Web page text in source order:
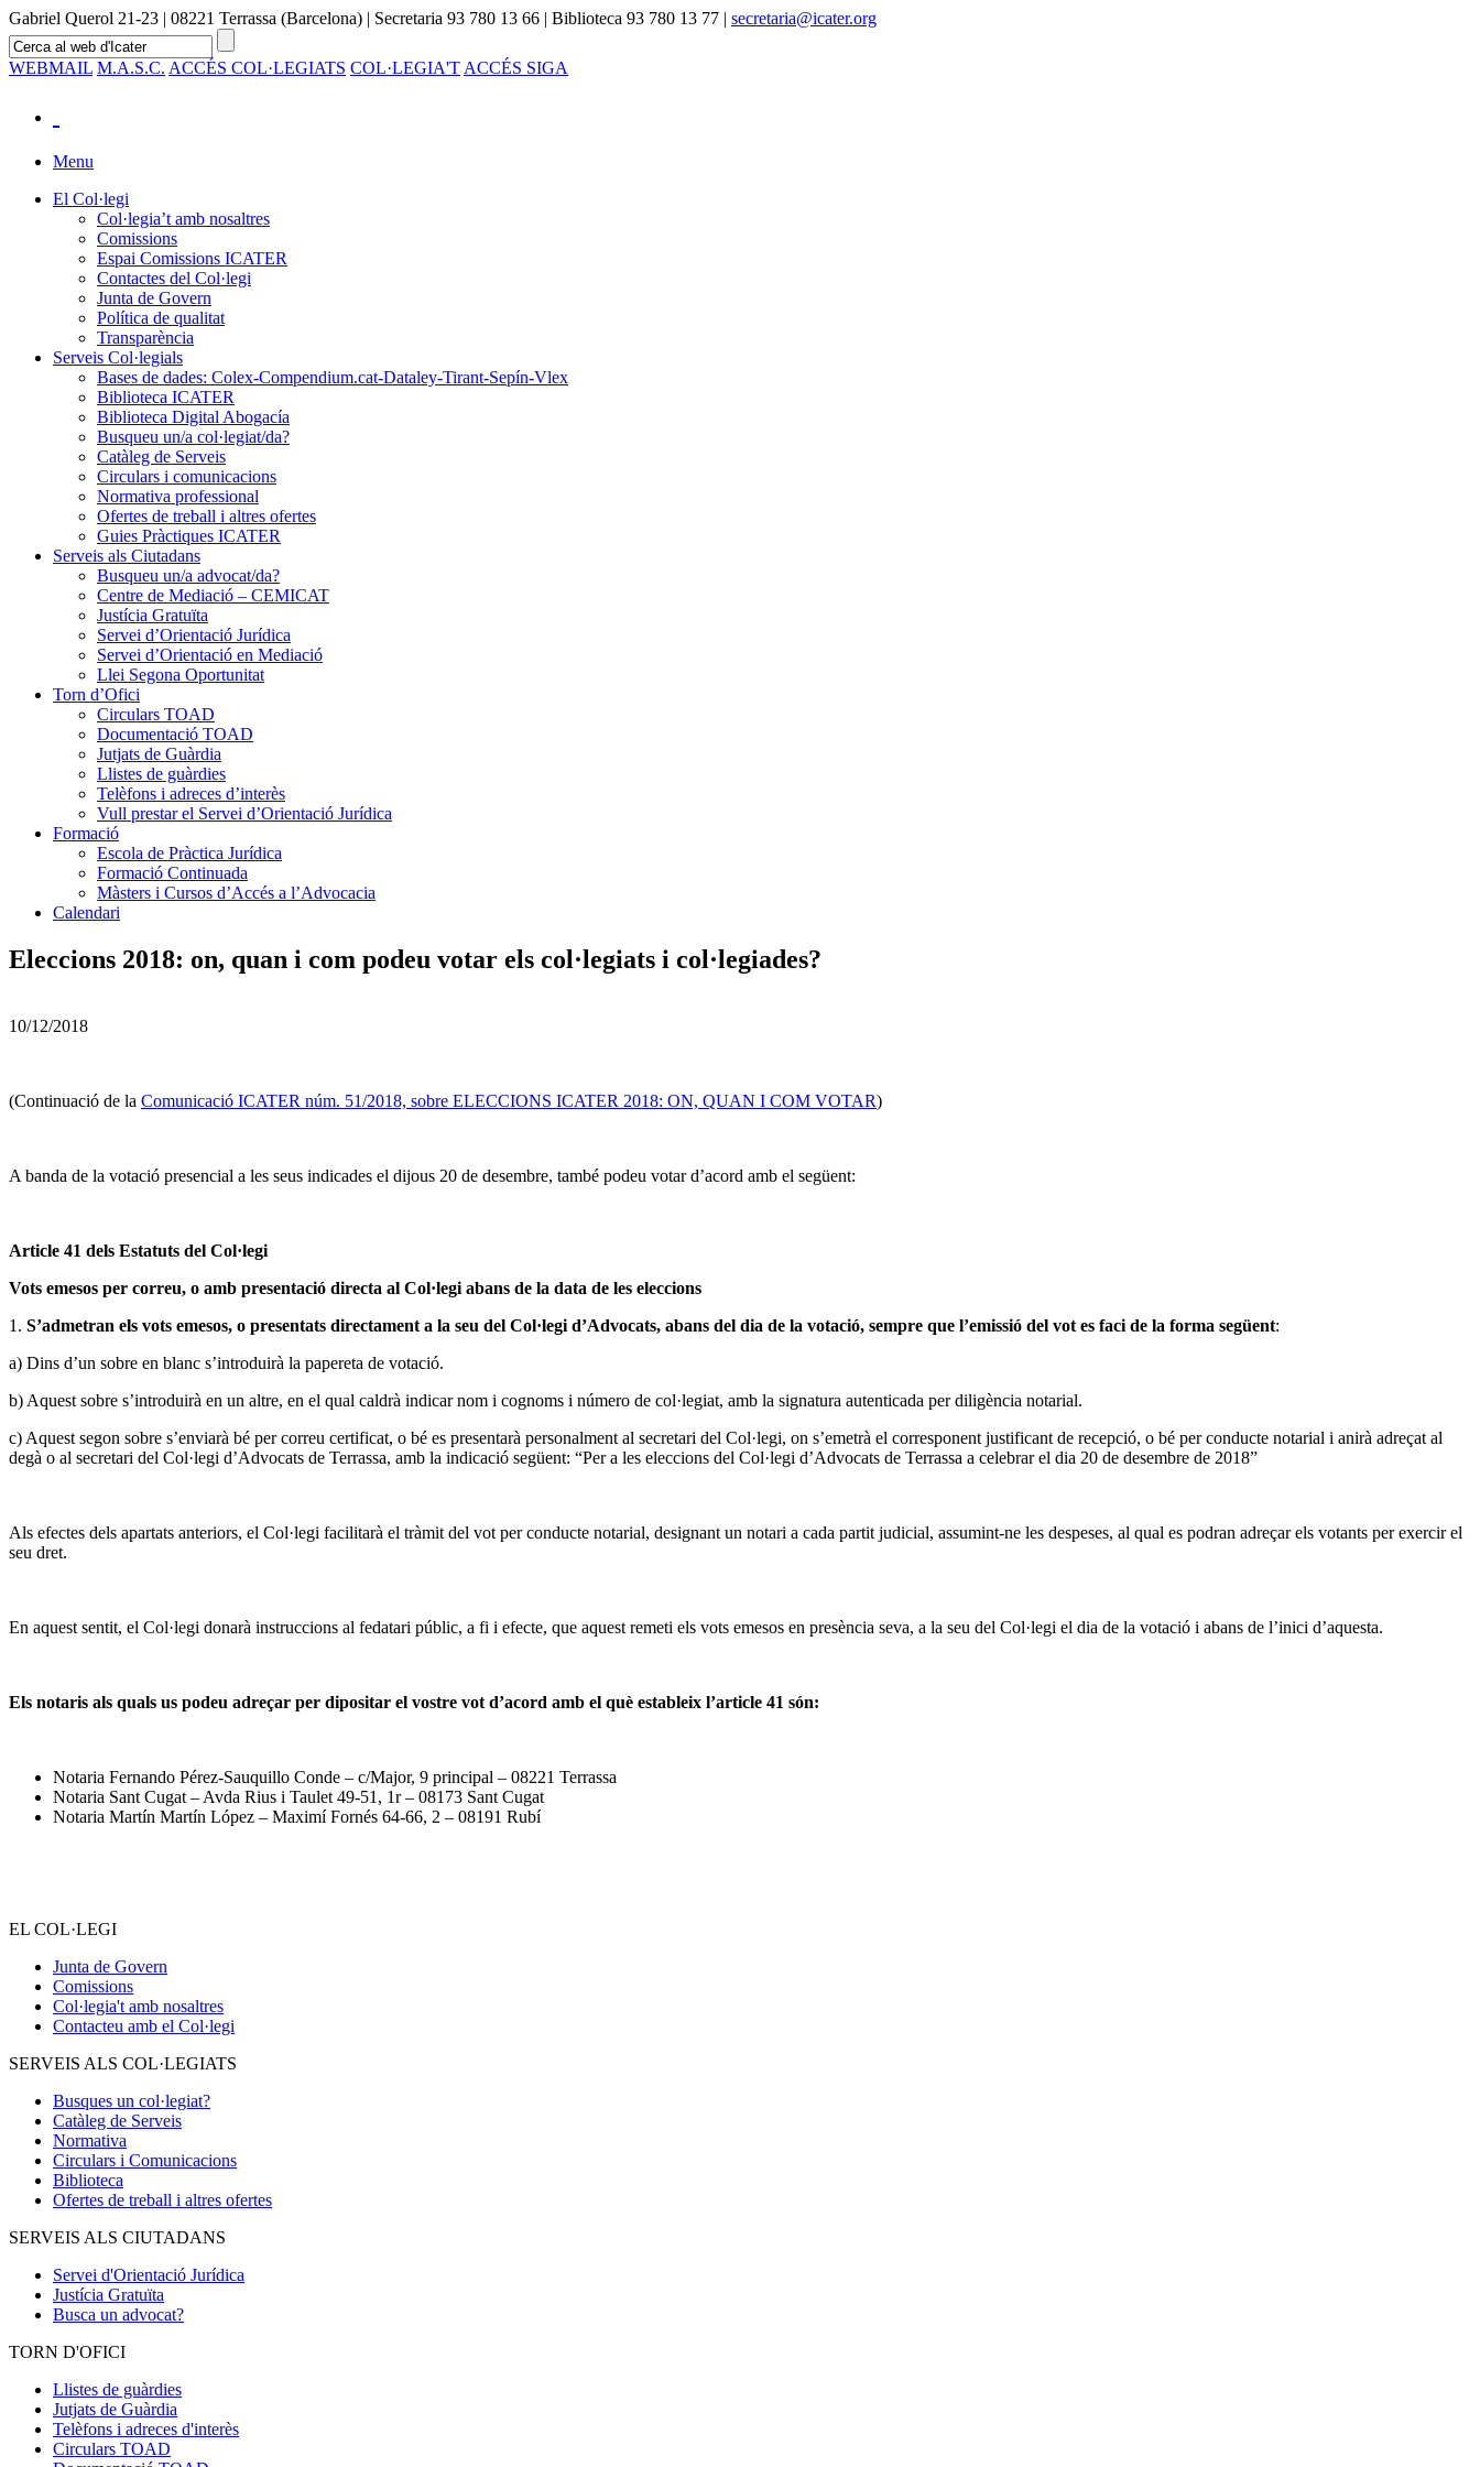
Gabriel Querol 21-23 | 08221 Terrassa (Barcelona) | Secretaria 93 780 13 66 | Biblioteca 93 780 13 77 | secretaria@icater.org
WEBMAIL M.A.S.C. ACCÉS COL·LEGIATS COL·LEGIA'T ACCÉS SIGA
Menu
El Col·legi
Col·legia’t amb nosaltres
Comissions
Espai Comissions ICATER
Contactes del Col·legi
Junta de Govern
Política de qualitat
Transparència
Serveis Col·legials
Bases de dades: Colex-Compendium.cat-Dataley-Tirant-Sepín-Vlex
Biblioteca ICATER
Biblioteca Digital Abogacía
Busqueu un/a col·legiat/da?
Catàleg de Serveis
Circulars i comunicacions
Normativa professional
Ofertes de treball i altres ofertes
Guies Pràctiques ICATER
Serveis als Ciutadans
Busqueu un/a advocat/da?
Centre de Mediació – CEMICAT
Justícia Gratuïta
Servei d’Orientació Jurídica
Servei d’Orientació en Mediació
Llei Segona Oportunitat
Torn d’Ofici
Circulars TOAD
Documentació TOAD
Jutjats de Guàrdia
Llistes de guàrdies
Telèfons i adreces d’interès
Vull prestar el Servei d’Orientació Jurídica
Formació
Escola de Pràctica Jurídica
Formació Continuada
Màsters i Cursos d’Accés a l’Advocacia
Calendari
Eleccions 2018: on, quan i com podeu votar els col·legiats i col·legiades?
10/12/2018
(Continuació de la Comunicació ICATER núm. 51/2018, sobre ELECCIONS ICATER 2018: ON, QUAN I COM VOTAR)
A banda de la votació presencial a les seus indicades el dijous 20 de desembre, també podeu votar d’acord amb el següent:
Article 41 dels Estatuts del Col·legi
Vots emesos per correu, o amb presentació directa al Col·legi abans de la data de les eleccions
1. S’admetran els vots emesos, o presentats directament a la seu del Col·legi d’Advocats, abans del dia de la votació, sempre que l’emissió del vot es faci de la forma següent:
a) Dins d’un sobre en blanc s’introduirà la papereta de votació.
b) Aquest sobre s’introduirà en un altre, en el qual caldrà indicar nom i cognoms i número de col·legiat, amb la signatura autenticada per diligència notarial.
c) Aquest segon sobre s’enviarà bé per correu certificat, o bé es presentarà personalment al secretari del Col·legi, on s’emetrà el corresponent justificant de recepció, o bé per conducte notarial i anirà adreçat al
degà o al secretari del Col·legi d’Advocats de Terrassa, amb la indicació següent: “Per a les eleccions del Col·legi d’Advocats de Terrassa a celebrar el dia 20 de desembre de 2018”
Als efectes dels apartats anteriors, el Col·legi facilitarà el tràmit del vot per conducte notarial, designant un notari a cada partit judicial, assumint-ne les despeses, al qual es podran adreçar els votants per exercir el
seu dret.
En aquest sentit, el Col·legi donarà instruccions al fedatari públic, a fi i efecte, que aquest remeti els vots emesos en presència seva, a la seu del Col·legi el dia de la votació i abans de l’inici d’aquesta.
Els notaris als quals us podeu adreçar per dipositar el vostre vot d’acord amb el què estableix l’article 41 són:
Notaria Fernando Pérez-Sauquillo Conde – c/Major, 9 principal – 08221 Terrassa
Notaria Sant Cugat – Avda Rius i Taulet 49-51, 1r – 08173 Sant Cugat
Notaria Martín Martín López – Maximí Fornés 64-66, 2 – 08191 Rubí
EL COL·LEGI
Junta de Govern
Comissions
Col·legia't amb nosaltres
Contacteu amb el Col·legi
SERVEIS ALS COL·LEGIATS
Busques un col·legiat?
Catàleg de Serveis
Normativa
Circulars i Comunicacions
Biblioteca
Ofertes de treball i altres ofertes
SERVEIS ALS CIUTADANS
Servei d'Orientació Jurídica
Justícia Gratuïta
Busca un advocat?
TORN D'OFICI
Llistes de guàrdies
Jutjats de Guàrdia
Telèfons i adreces d'interès
Circulars TOAD